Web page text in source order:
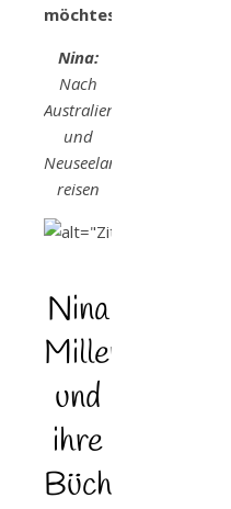
möchtest?
Nina:
Nach
Australien
und
Neuseeland
reisen
Nina
Miller
und
ihre
Bücher